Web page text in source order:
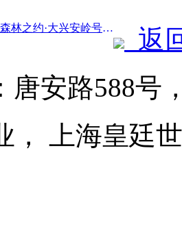
前一篇：“呼伦贝尔森林之约·大兴安岭号--星光列车·天翼之旅”旅游专列首发
返
唐安路588号
， 上海皇